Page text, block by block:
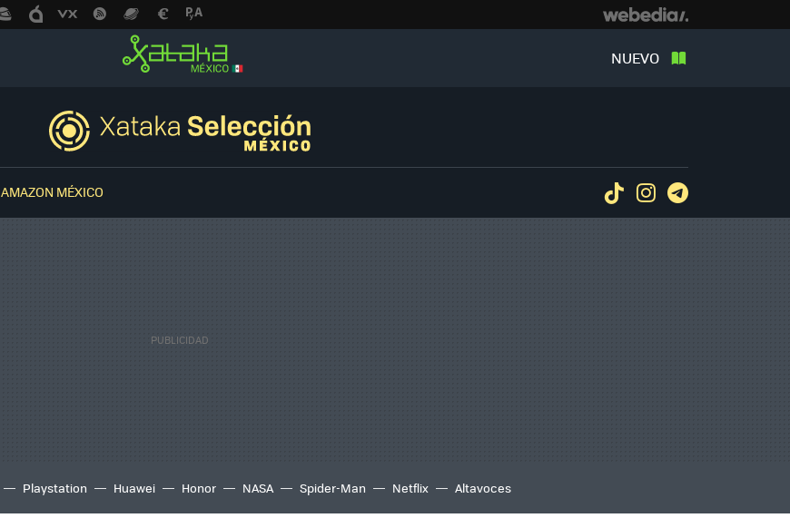
NUEVO
AMAZON MÉXICO TiktokInstagram
Playstation Huawei Honor NASA Spider-Man Netflix Altavoces